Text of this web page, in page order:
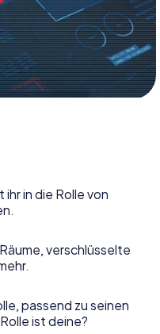
in die Rolle von
verschlüsselte
passend zu seinen
ist deine?